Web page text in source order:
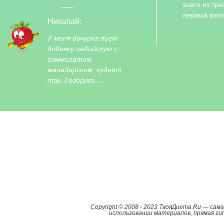
Николай:
У меня дочурка пьет
добавку индийскую с
гаммигатом
малабарским, худеет
так. Говорит,…
всего из
первый
Copyright © 2008 - 2023 ТвояДиета.Ru —
использовании материалов, прямая